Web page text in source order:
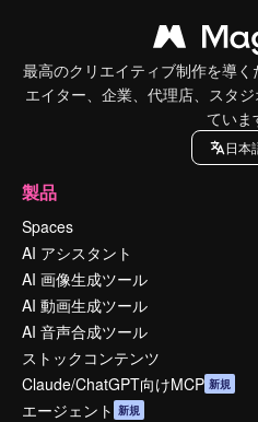
最高のクリエイティブ制作を導
エイター、企業、代理店、スタ
ていま
日本
製品
Spaces
AI アシスタント
AI 画像生成ツール
AI 動画生成ツール
AI 音声合成ツール
ストックコンテンツ
Claude/ChatGPT向けMCP 新規
エージェント 新規